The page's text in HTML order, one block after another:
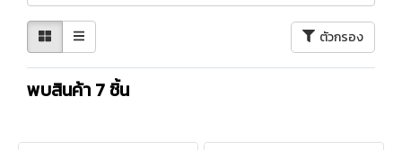
ตัวกรอง
พบสินค้า 7 ชิ้น